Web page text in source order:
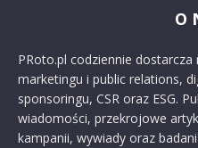
O
PRoto.pl codziennie
marketingu i public relations,
sponsoringu, CSR oraz ESG.
wiadomości, przekrojowe
kampanii, wywiady oraz